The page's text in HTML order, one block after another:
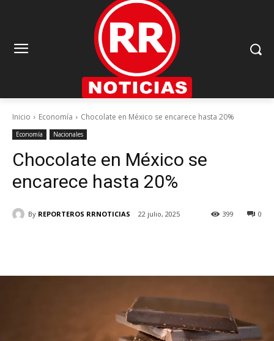
Inicio Economía Chocolate en México se encarece hasta 20%
Economía Nacionales
Chocolate en México se
encarece hasta 20%
By REPORTEROS RRNOTICIAS 22 julio, 2025 0
399